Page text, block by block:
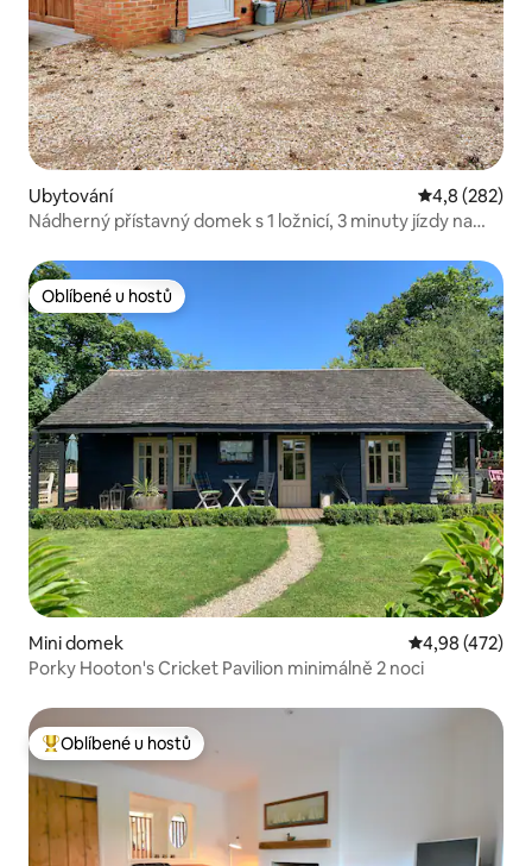
Ubytování Průměrné
4,8 (282)
Nádherný přístavný domek s 1 ložnicí, 3 minuty jízdy na
Oblíbené u hostů
Oblíbené u hostů
Mini domek Průměrné
4,98 (472)
Porky Hooton's Cricket Pavilion minimálně 2 noci
Nejlepší v kategorii Oblíbené u hostů
Oblíbené u hostů